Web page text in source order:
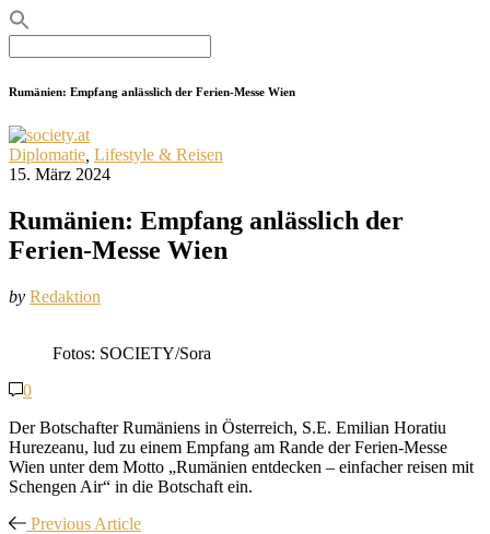
for:
Rumänien: Empfang anlässlich der Ferien-Messe Wien
Diplomatie Lifestyle & Reisen
15. März 2024
Rumänien: Empfang anlässlich der
Ferien-Messe Wien
by Redaktion
Fotos: SOCIETY/Sora
0
Der Botschafter Rumäniens in Österreich, S.E. Emilian Horatiu
Hurezeanu, lud zu einem Empfang am Rande der Ferien-Messe
Wien unter dem Motto „Rumänien entdecken – einfacher reisen mit
Schengen Air“ in die Botschaft ein.
Previous Article